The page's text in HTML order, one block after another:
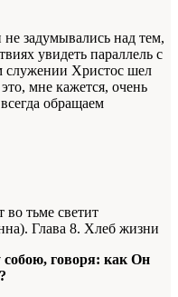
задумывались над тем,
увидеть параллель с
служении Христос шел
мне кажется, очень
обращаем
тьме светит
Глава 8. Хлеб жизни
собою, говоря: как Он